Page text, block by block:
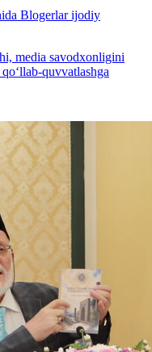
Blogerlar ijodiy
media savodxonligini
quvvatlashga